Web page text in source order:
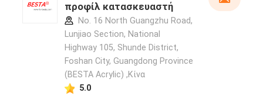
προφίλ κατασκευαστή
No. 16 North Guangzhu Road,
Lunjiao Section, National
Highway 105, Shunde District,
Foshan City, Guangdong Province
(BESTA Acrylic) ,Κίνα
5.0